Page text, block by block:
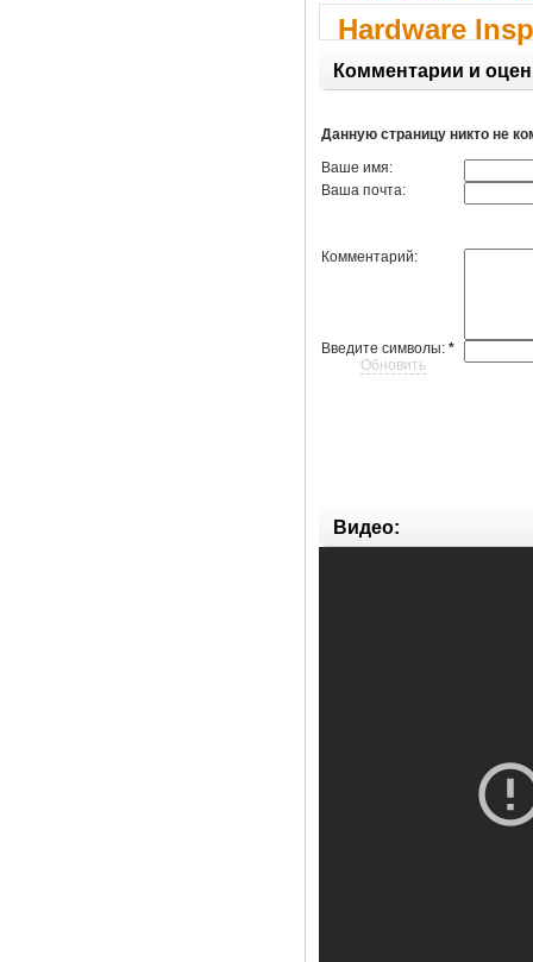
Hardware
Комментарии и
Данную страницу никто не
Ваше имя:
Ваша почта:
Комментарий:
Введите символы:*
Обновить
Видео: